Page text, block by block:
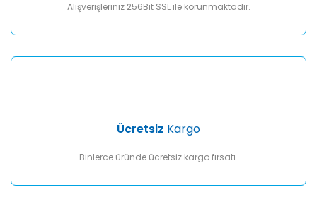
Alışverişleriniz 256Bit SSL ile korunmaktadır.
Ücretsiz Kargo
Binlerce üründe ücretsiz kargo fırsatı.